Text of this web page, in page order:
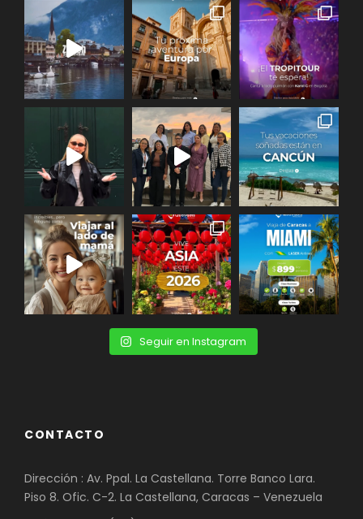
Seguir en Instagram
CONTACTO
Dirección : Av. Ppal. La Castellana. Torre Banco Lara.
Piso 8. Ofic. C-2. La Castellana, Caracas – Venezuela